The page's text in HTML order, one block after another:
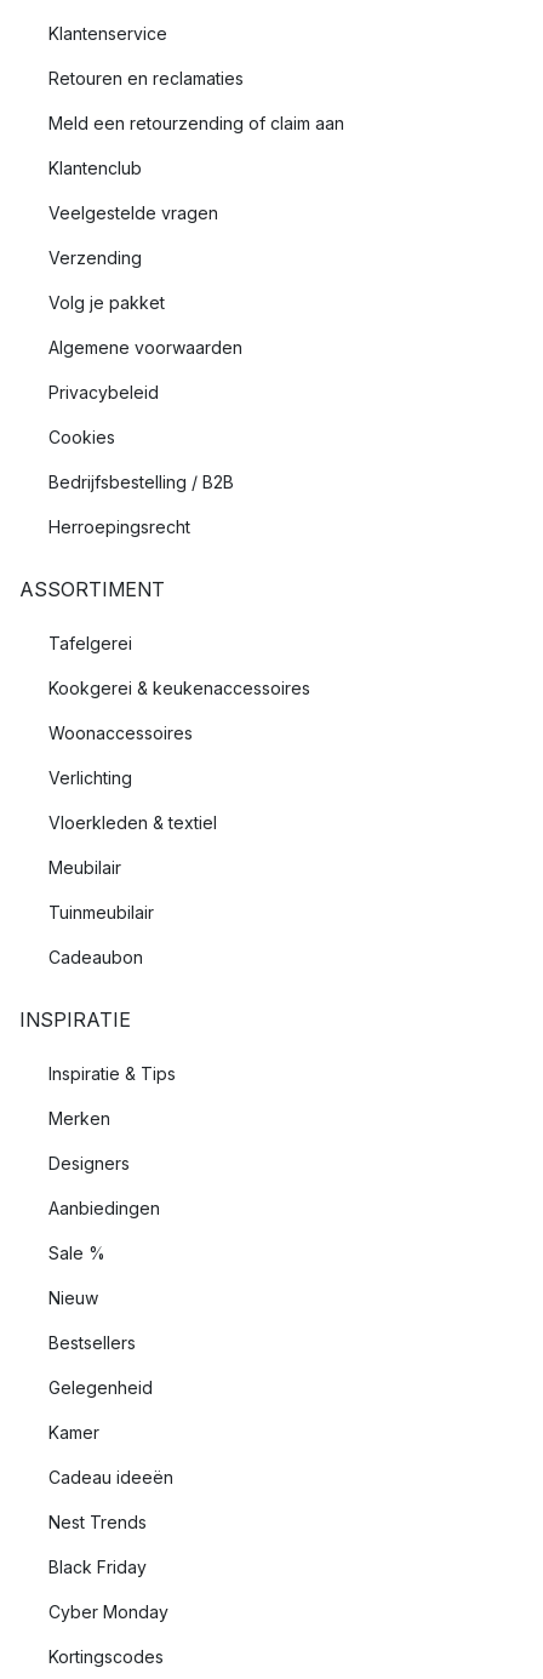
Klantenservice
Retouren en reclamaties
Meld een retourzending of claim aan
Klantenclub
Veelgestelde vragen
Verzending
Volg je pakket
Algemene voorwaarden
Privacybeleid
Cookies
Bedrijfsbestelling / B2B
Herroepingsrecht
ASSORTIMENT
Tafelgerei
Kookgerei & keukenaccessoires
Woonaccessoires
Verlichting
Vloerkleden & textiel
Meubilair
Tuinmeubilair
Cadeaubon
INSPIRATIE
Inspiratie & Tips
Merken
Designers
Aanbiedingen
Sale %
Nieuw
Bestsellers
Gelegenheid
Kamer
Cadeau ideeën
Nest Trends
Black Friday
Cyber Monday
Kortingscodes